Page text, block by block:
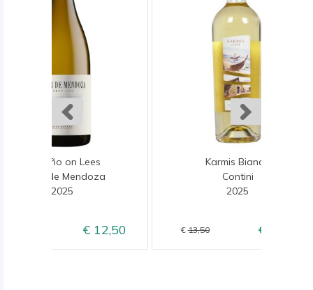
Albariño on Lees
Maior de Mendoza
2025
12,50
Karmis Bianco
Contini
2025
13,50